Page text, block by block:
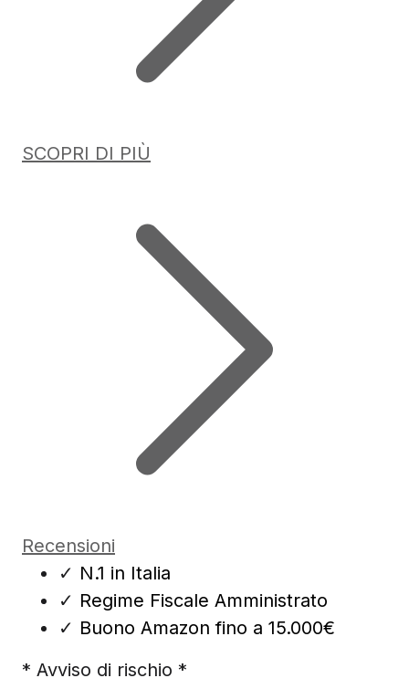
SCOPRI DI PIÙ
Recensioni
✓ N.1 in Italia
✓ Regime Fiscale Amministrato
✓ Buono Amazon fino a 15.000€
* Avviso di rischio *